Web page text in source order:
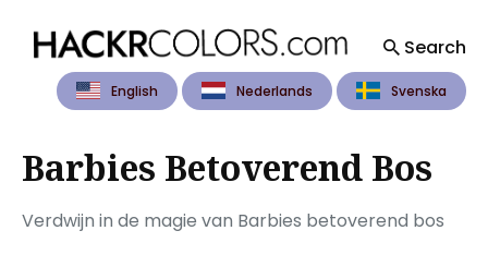
Search
English Nederlands Svenska
Search
Blog
Barbies Betoverend Bos
Verdwijn in de magie van Barbies betoverend bos